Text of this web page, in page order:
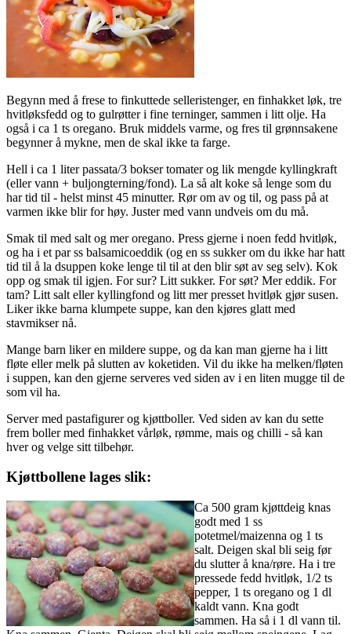
Begynn med å frese to finkuttede selleristenger, en finhakket løk, tre
hvitløksfedd og to gulrøtter i fine terninger, sammen i litt olje. Ha
også i ca 1 ts oregano. Bruk middels varme, og fres til grønnsakene
begynner å mykne, men de skal ikke ta farge.
Hell i ca 1 liter passata/3 bokser tomater og lik mengde kyllingkraft
(eller vann + buljongterning/fond). La så alt koke så lenge som du
har tid til - helst minst 45 minutter. Rør om av og til, og pass på at
varmen ikke blir for høy. Juster med vann undveis om du må.
Smak til med salt og mer oregano. Press gjerne i noen fedd hvitløk,
og ha i et par ss balsamicoeddik (og en ss sukker om du ikke har hatt
tid til å la dsuppen koke lenge til til at den blir søt av seg selv). Kok
opp og smak til igjen. For sur? Litt sukker. For søt? Mer eddik. For
tam? Litt salt eller kyllingfond og litt mer presset hvitløk gjør susen.
Liker ikke barna klumpete suppe, kan den kjøres glatt med
stavmikser nå.
Mange barn liker en mildere suppe, og da kan man gjerne ha i litt
fløte eller melk på slutten av koketiden. Vil du ikke ha melken/fløten
i suppen, kan den gjerne serveres ved siden av i en liten mugge til de
som vil ha.
Server med pastafigurer og kjøttboller. Ved siden av kan du sette
frem boller med finhakket vårløk, rømme, mais og chilli - så kan
hver og velge sitt tilbehør.
Kjøttbollene lages slik:
Ca 500 gram kjøttdeig knas
godt med 1 ss
potetmel/maizenna og 1 ts
salt. Deigen skal bli seig før
du slutter å kna/røre. Ha i tre
pressede fedd hvitløk, 1/2 ts
pepper, 1 ts oregano og 1 dl
kaldt vann. Kna godt
sammen. Ha så i 1 dl vann til.